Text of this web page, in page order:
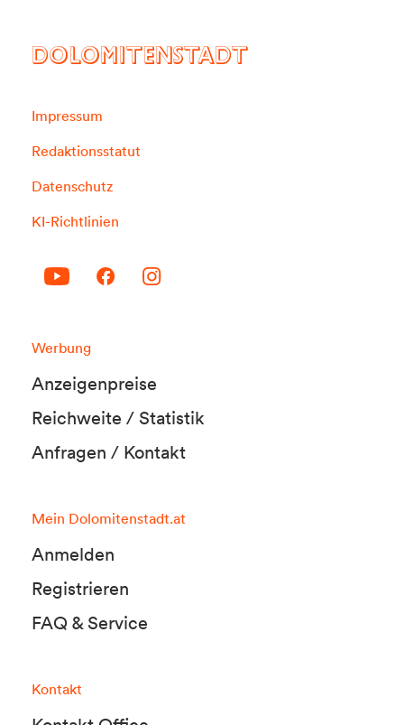
DOLOMITENSTADT
Impressum
Redaktionsstatut
Datenschutz
KI-Richtlinien
Werbung
Anzeigenpreise
Reichweite / Statistik
Anfragen / Kontakt
Mein Dolomitenstadt.at
Anmelden
Registrieren
FAQ & Service
Kontakt